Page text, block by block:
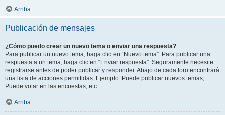
Arriba
Publicación de mensajes
¿Cómo puedo crear un nuevo tema o enviar una respuesta?
Para publicar un nuevo tema, haga clic en “Nuevo tema”. Para publicar una
respuesta a un tema, haga clic en “Enviar respuesta”. Seguramente necesite
registrarse antes de poder publicar y responder. Abajo de cada foro encontrará
una lista de acciones permitidas. Ejemplo: Puede publicar nuevos temas,
Puede votar en las encuestas, etc.
Arriba